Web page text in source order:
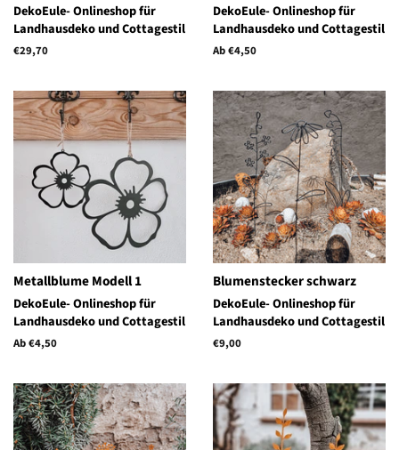
DekoEule- Onlineshop für
Landhausdeko und Cottagestil
Normaler
€29,70
DekoEule- Onlineshop für
Landhausdeko und Cottagestil
Ab €4,50
Metallblume Modell 1
DekoEule- Onlineshop für
Landhausdeko und Cottagestil
Ab €4,50
Blumenstecker schwarz
DekoEule- Onlineshop für
Landhausdeko und Cottagestil
Normaler
€9,00